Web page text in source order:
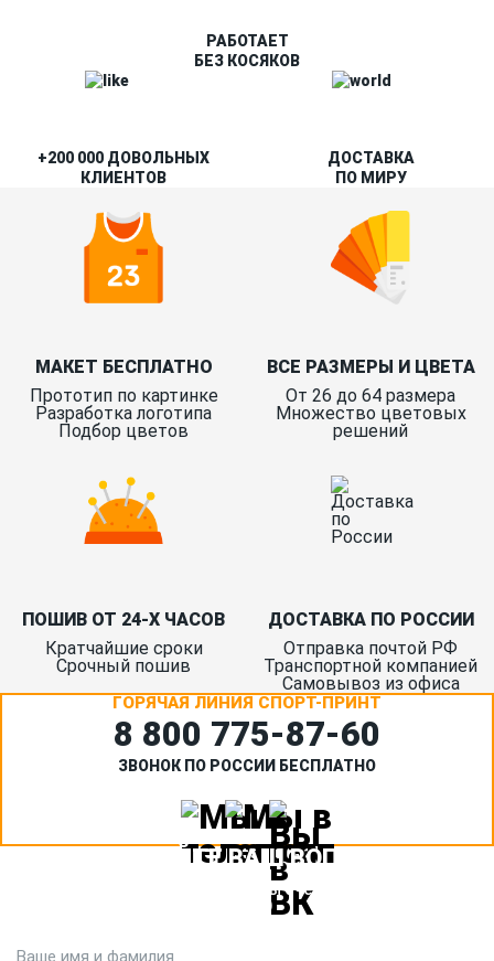
РАБОТАЕТ
БЕЗ КОСЯКОВ
+200 000 ДОВОЛЬНЫХ
КЛИЕНТОВ
ДОСТАВКА
ПО МИРУ
МАКЕТ БЕСПЛАТНО
Прототип по картинке
Разработка логотипа
Подбор цветов
ВСЕ РАЗМЕРЫ И ЦВЕТА
От 26 до 64 размера
Множество цветовых
решений
ПОШИВ ОТ 24-Х ЧАСОВ
Кратчайшие сроки
Срочный пошив
ДОСТАВКА ПО РОССИИ
Отправка почтой РФ
Транспортной компанией
Самовывоз из офиса
ГОРЯЧАЯ ЛИНИЯ СПОРТ-ПРИНТ
8 800 775‑87-60
ЗВОНОК ПО РОССИИ БЕСПЛАТНО
ЗАДАЙТЕ ВАШ ВОПРОС
Или кратко опишите ситуацию. Мы очень быстро свяжемся с
вами :)